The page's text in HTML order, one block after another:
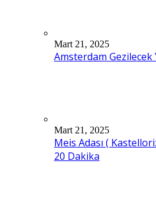
Mart 21, 2025
Amsterdam Gezilecek
Mart 21, 2025
Meis Adası (
20 Dakika